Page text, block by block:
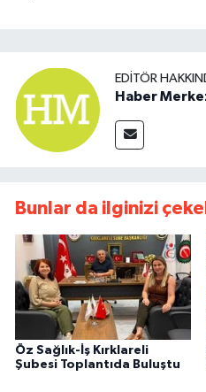
EDITÖR
Haber
Bunlar da ilginizi
Öz Sağlık-İş Kırklareli
Şubesi Toplantıda Buluştu